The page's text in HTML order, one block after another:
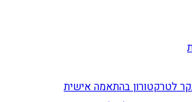
לטרקטורון בהתאמה אישית